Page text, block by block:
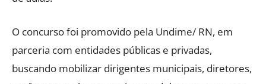
O concurso foi promovido pela Undime/ RN, em
parceria com entidades públicas e privadas,
buscando mobilizar dirigentes municipais, diretores,